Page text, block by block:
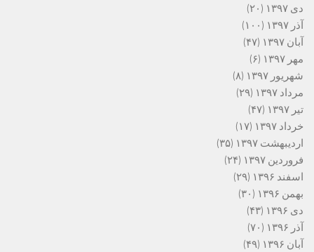
دی ۱۳۹۷
(۲۰)
آذر ۱۳۹۷
(۱۰۰)
آبان ۱۳۹۷
(۴۷)
مهر ۱۳۹۷
(۶)
شهریور ۱۳۹۷
(۸)
مرداد ۱۳۹۷
(۲۹)
تیر ۱۳۹۷
(۴۷)
خرداد ۱۳۹۷
(۱۷)
اردیبهشت ۱۳۹۷
(۳۵)
فروردین ۱۳۹۷
(۲۴)
اسفند ۱۳۹۶
(۲۹)
بهمن ۱۳۹۶
(۳۰)
دی ۱۳۹۶
(۴۳)
آذر ۱۳۹۶
(۷۰)
آبان ۱۳۹۶
(۴۹)